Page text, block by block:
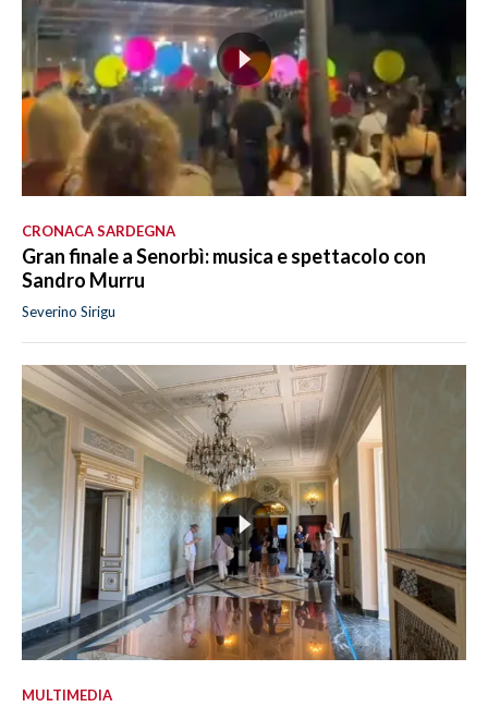
CRONACA SARDEGNA
Gran finale a Senorbì: musica e spettacolo con
Sandro Murru
Severino Sirigu
MULTIMEDIA